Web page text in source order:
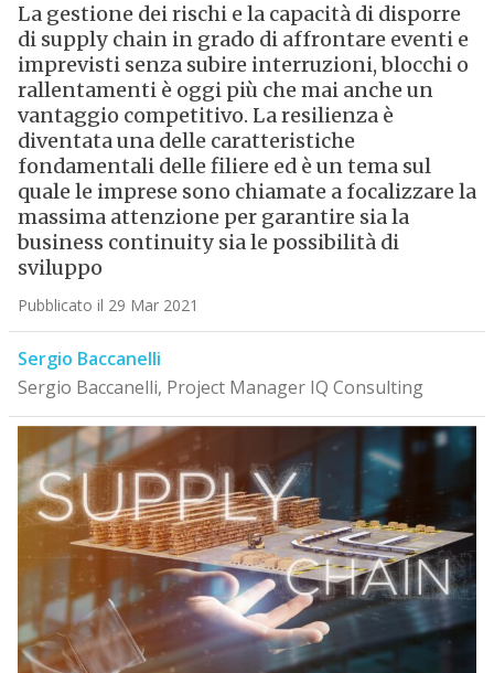
La gestione dei rischi e la capacità di disporre
di supply chain in grado di affrontare eventi e
imprevisti senza subire interruzioni, blocchi o
rallentamenti è oggi più che mai anche un
vantaggio competitivo. La resilienza è
diventata una delle caratteristiche
fondamentali delle filiere ed è un tema sul
quale le imprese sono chiamate a focalizzare la
massima attenzione per garantire sia la
business continuity sia le possibilità di
sviluppo
Pubblicato il 29 Mar 2021
Sergio Baccanelli
Sergio Baccanelli, Project Manager IQ Consulting